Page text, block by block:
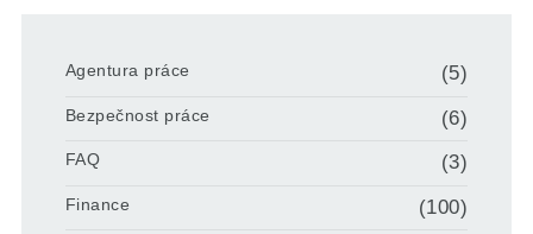
Agentura práce (5)
Bezpečnost práce (6)
FAQ (3)
Finance (100)